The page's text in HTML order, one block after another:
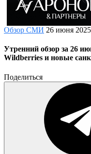
Обзор СМИ 26 июня 2025
Утренний обзор за 26
Wildberries и новые
Поделиться